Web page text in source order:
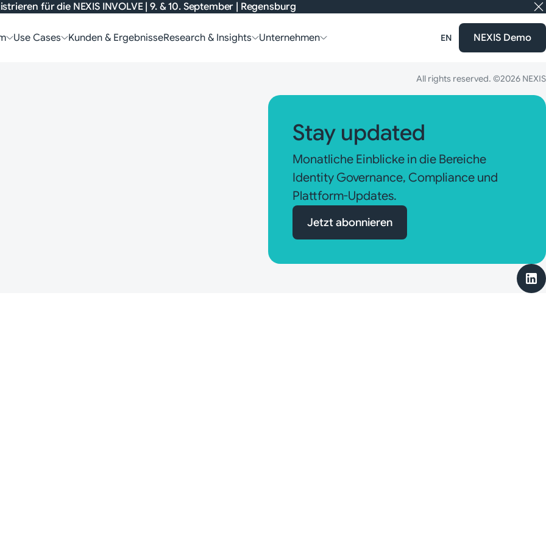
für die NEXIS INVOLVE| 9. & 10. September | Regensburg
Use Cases Kunden & ErgebnisseResearch & Insights Unternehmen EN NEXIS Demo
All rights reserved. ©2026 NEXIS
Stay updated
Monatliche Einblicke in die Bereiche
Identity Governance, Compliance und
Plattform-Updates.
Jetzt abonnieren